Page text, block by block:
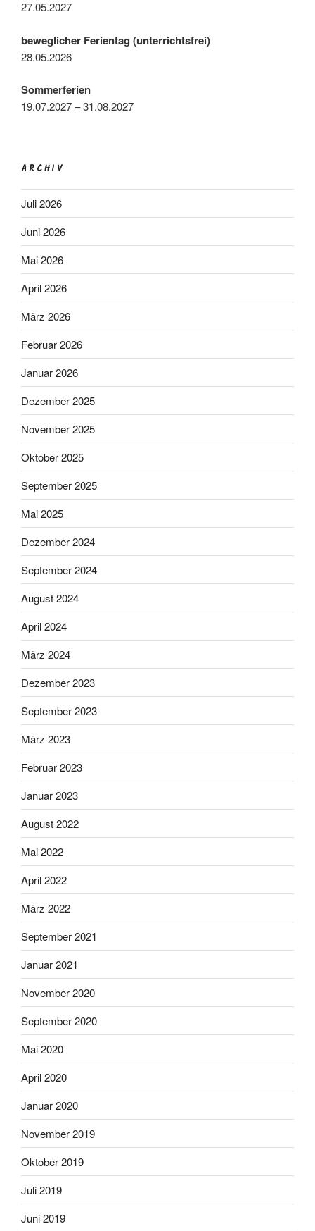
27.05.2027
beweglicher Ferientag (unterrichtsfrei)
28.05.2026
Sommerferien
19.07.2027 – 31.08.2027
ARCHIV
Juli 2026
Juni 2026
Mai 2026
April 2026
März 2026
Februar 2026
Januar 2026
Dezember 2025
November 2025
Oktober 2025
September 2025
Mai 2025
Dezember 2024
September 2024
August 2024
April 2024
März 2024
Dezember 2023
September 2023
März 2023
Februar 2023
Januar 2023
August 2022
Mai 2022
April 2022
März 2022
September 2021
Januar 2021
November 2020
September 2020
Mai 2020
April 2020
Januar 2020
November 2019
Oktober 2019
Juli 2019
Juni 2019